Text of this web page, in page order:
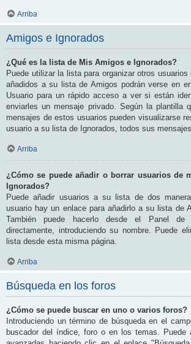
Arriba
Amigos e Ignorados
¿Qué es la lista de Mis Amigos e Ignorados?
Puede utilizar la lista para organizar otros
añadidos a su lista de Amigos podrán verse en
Usuario para un rápido acceso a ver si están
enviarles un mensaje privado. Según la plantilla
mensajes de estos usuarios pueden visualizarse
usuario a su lista de Ignorados, todos sus
Arriba
¿Cómo se puede añadir o borrar usuarios de
Ignorados?
Puede añadir usuarios a su lista de dos
usuario hay un enlace para añadirlo a su lista de
También puede hacerlo desde el Panel de
directamente, introduciendo su nombre. Puede
lista desde esta misma página.
Arriba
Búsqueda en los foros
¿Cómo se puede buscar en uno o varios foros?
Introduciendo un término de búsqueda en el
buscador del índice, foro o en los temas. Puede